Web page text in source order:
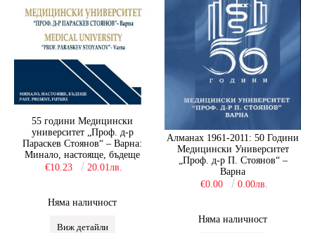
55 години Медицински
университет „Проф. д-р
Параскев Стоянов“ – Варна:
Минало, настояще, бъдеще
€10.23
20.01лв.
Няма наличност
Виж детайли
Алманах 1961-2011: 50 Години
Медицински Университет
„Проф. д-р П. Стоянов“ –
Варна
€0.00
0.00лв.
Няма наличност